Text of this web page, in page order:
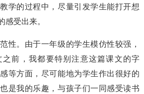
学的过程中，尽量引发学生能打开想
感受出来。
性。由于一年级的学生模仿性较强，
之前，我都要特别注意这篇课文的字
等方面，尽可能地为学生作出很好的
是我的乐趣，与孩子们一同感受读书